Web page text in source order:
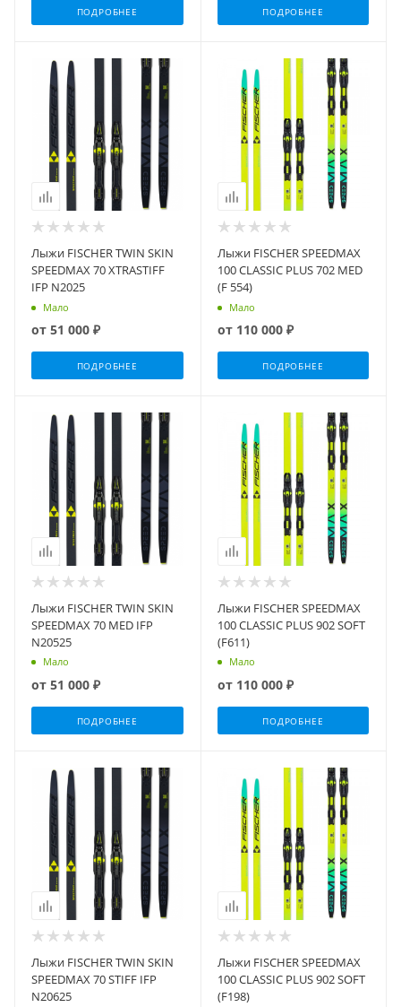
ПОДРОБНЕЕ ПОДРОБНЕЕ
Лыжи FISCHER TWIN SKIN
SPEEDMAX 70 XTRASTIFF
IFP N2025
Мало
от 51 000 ₽
ПОДРОБНЕЕ
Лыжи FISCHER SPEEDMAX
100 CLASSIC PLUS 702 MED
(F 554)
Мало
от 110 000 ₽
ПОДРОБНЕЕ
Лыжи FISCHER TWIN SKIN
SPEEDMAX 70 MED IFP
N20525
Мало
от 51 000 ₽
ПОДРОБНЕЕ
Лыжи FISCHER SPEEDMAX
100 CLASSIC PLUS 902 SOFT
(F611)
Мало
от 110 000 ₽
ПОДРОБНЕЕ
Лыжи FISCHER TWIN SKIN
SPEEDMAX 70 STIFF IFP
N20625
Лыжи FISCHER SPEEDMAX
100 CLASSIC PLUS 902 SOFT
(F198)